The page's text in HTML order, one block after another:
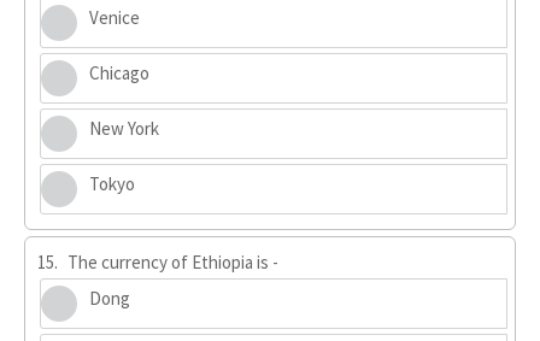
Venice
Chicago
New York
Tokyo
15. The currency of Ethiopia is -
Dong